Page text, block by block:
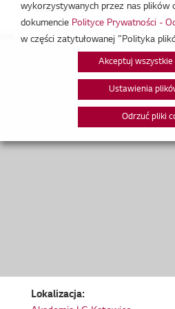
Godzina:9:00 - 14:00
Lokalizacja:
wykorzystywanych przez nas plików
dokumencie Polityce Prywatności -
w części zatytułowanej "Polityka
Akceptuj wszystkie
Ustawienia
Odrzuć pliki